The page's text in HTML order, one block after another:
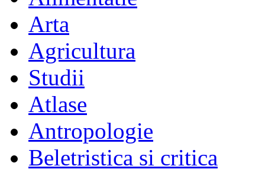
Arta
Agricultura
Studii
Atlase
Antropologie
Beletristica si critica